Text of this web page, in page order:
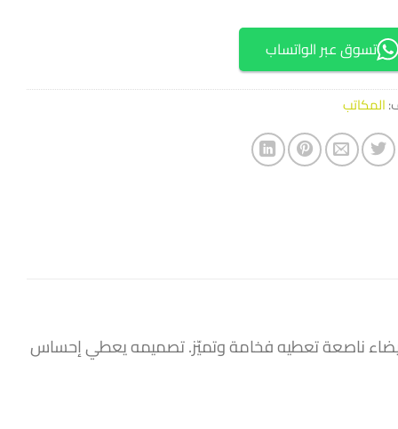
تسوق عبر الواتساب
المكاتب
ناصعة تعطيه فخامة وتميّز. تصميمه يعطي إحساس